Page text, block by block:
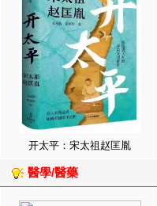
开太平：宋太祖赵匡胤
醫學/醫藥